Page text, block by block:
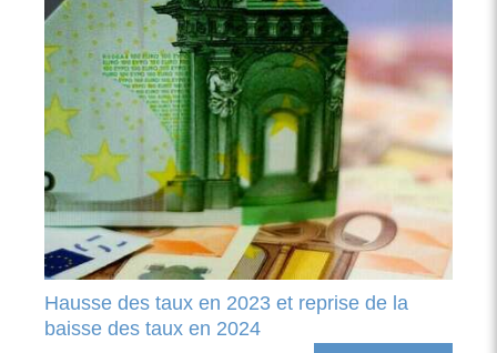
Hausse des taux en 2023 et reprise de la
baisse des taux en 2024